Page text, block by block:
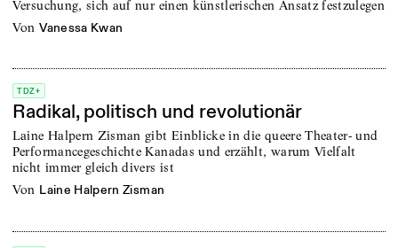
Versuchung, sich auf nur einen künstlerischen Ansatz festzulegen
von Vanessa Kwan
TDZ+
Radikal, politisch und revolutionär
Laine Halpern Zisman gibt Einblicke in die queere Theater- und
Performancegeschichte Kanadas und erzählt, warum Vielfalt
nicht immer gleich divers ist
von Laine Halpern Zisman